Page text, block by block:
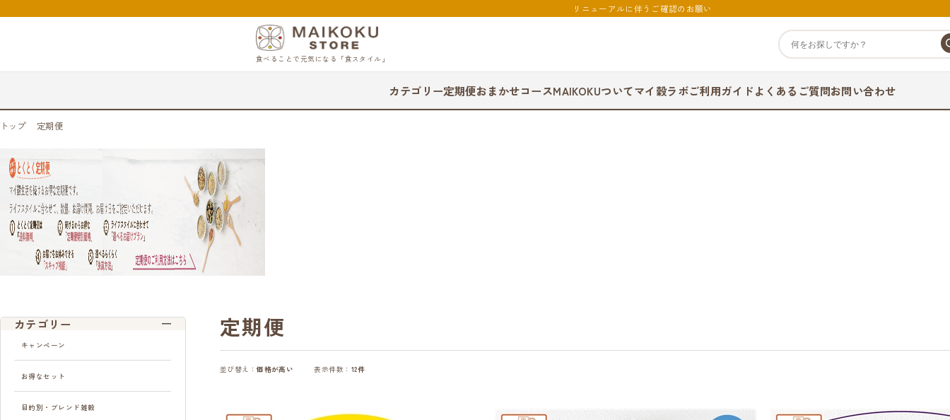
リニューアルに伴うご確認のお願い
食べることで元気になる「食スタイル」
カテゴリー定期便おまかせコースMAIKOKUついてマイ穀ラボご利用ガイドよくあるご質問お問い合わせ
トップ 定期便
カテゴリー
キャンペーン
お得なセット
目的別・ブレンド雑穀
定期便
並び替え：価格が高い 表示件数： 12件